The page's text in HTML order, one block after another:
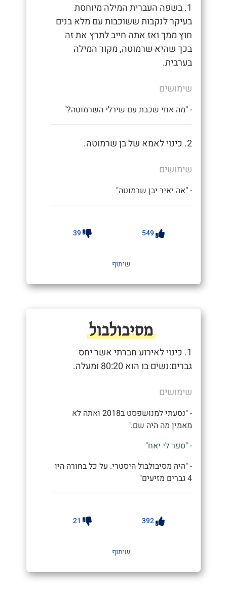
1. בשפה העברית המילה מיוחסת
בעיקר לנקבות ששוכבות עם מלא בנים
חוץ ממך ואז אתה חייב לתרץ את זה
בכך שהיא שרמוטה, מקור המילה
בערבית.
שימושים
- "מה אחי שכבת עם שירלי השרמוטה?"
2. כינוי לאמא של בן שרמוטה.
שימושים
- "אה יאיר יבן שרמוטה"
549
39
שיתוף
מסיבולבול
1. כינוי לאירוע חברתי אשר יחס
גברים:נשים בו הוא 80:20 ומעלה.
שימושים
- "נסעתי למנושפסט ב2018 ואתה לא
מאמין מה היה שם."
- "ספר לי יאח"
- "היה מסיבולבול היסטרי. על כל בחורה היו
4 גברים מזיעים"
392
21
שיתוף